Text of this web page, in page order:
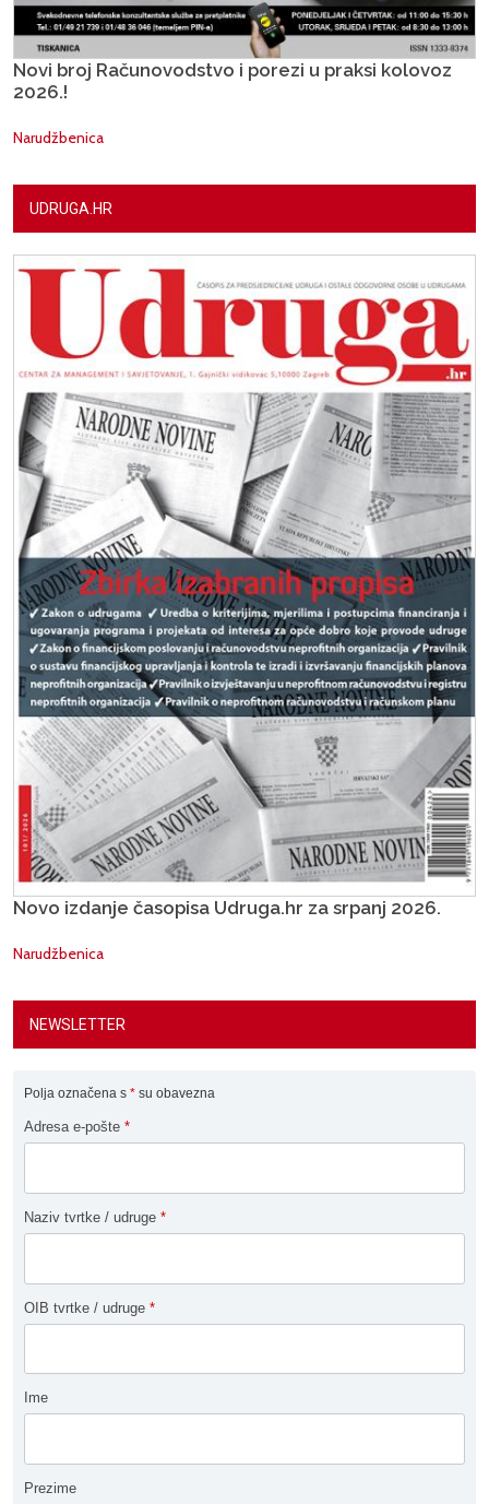
Novi broj Računovodstvo i porezi u praksi kolovoz
2026.!
Narudžbenica
UDRUGA.HR
Novo izdanje časopisa Udruga.hr za srpanj 2026.
Narudžbenica
NEWSLETTER
Polja označena s * su obavezna
Adresa e-pošte *
Naziv tvrtke / udruge *
OIB tvrtke / udruge *
Ime
Prezime